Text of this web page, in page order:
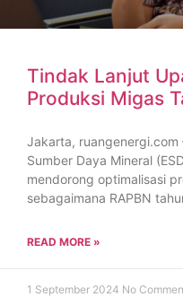
Tindak Lanjut
Produksi Migas
Jakarta, ruangenergi.com
Sumber Daya Mineral
mendorong optimalisasi
sebagaimana RAPBN
READ MORE »
1 September 2024 No